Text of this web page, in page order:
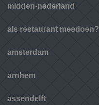
midden-nederland
als restaurant meedoen?
amsterdam
arnhem
assendelft